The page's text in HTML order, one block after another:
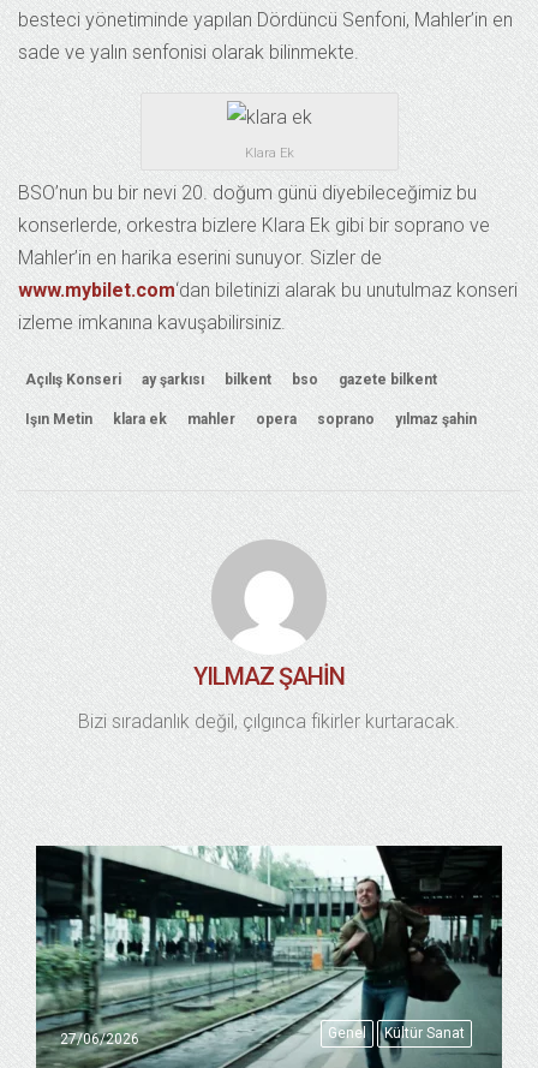
besteci yönetiminde yapılan Dördüncü Senfoni, Mahler’in en
sade ve yalın senfonisi olarak bilinmekte.
Klara Ek
BSO’nun bu bir nevi 20. doğum günü diyebileceğimiz bu
konserlerde, orkestra bizlere Klara Ek gibi bir soprano ve
Mahler’in en harika eserini sunuyor. Sizler de
www.mybilet.com‘dan biletinizi alarak bu unutulmaz konseri
izleme imkanına kavuşabilirsiniz.
Açılış Konseri ay şarkısı bilkent bso gazete bilkent
Işın Metin klara ek mahler opera soprano yılmaz şahin
YILMAZ ŞAHIN
Bizi sıradanlık değil, çılgınca fikirler kurtaracak.
Genel Kültür Sanat
27/06/2026